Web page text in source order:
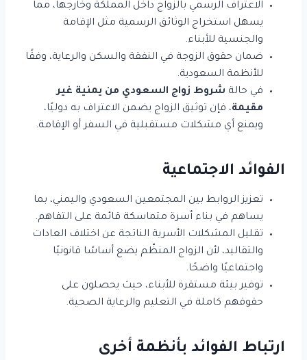
الاعتراف الرسمي بالزواج داخل المملكة وخارجها، مما
يسهل استخراج الوثائق الرسمية مثل الإقامة
والجنسية للأبناء.
ضمان حقوق الزوجة في النفقة والسكن والرعاية، وفقًا
للأنظمة السعودية.
في حالة شروط زواج السعودي من يمنية غير
مقيمة، فإن توثيق الزواج يضمن الاعتراف به دوليًا،
ويمنع أي مشكلات مستقبلية في السفر أو الإقامة.
الفوائد الاجتماعية
تعزيز الروابط بين المجتمعين السعودي واليمني، بما
يساهم في بناء أسرة متماسكة قائمة على التفاهم.
تقليل المشكلات الأسرية الناتجة عن اختلاف العادات
والتقاليد، لأن الزواج المنظّم يضع أساسًا قانونيًا
واجتماعيًا واضحًا.
توفير بيئة مستقرة للأبناء، حيث يحصلون على
حقوقهم كاملة في التعليم والرعاية الصحية.
ارتباط الفوائد بأنظمة أخرى